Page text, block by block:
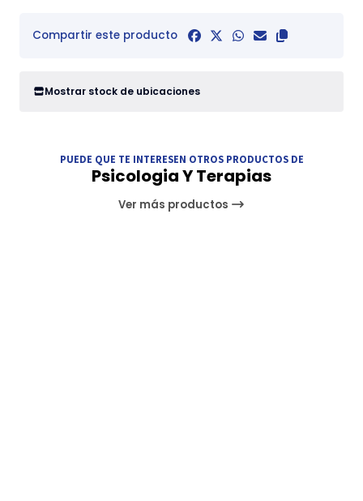
Compartir este producto
Mostrar stock de ubicaciones
PUEDE QUE TE INTERESEN OTROS PRODUCTOS DE
Psicologia Y Terapias
Ver más productos